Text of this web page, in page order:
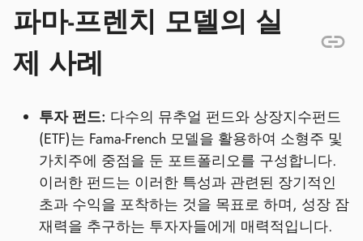
파마-프렌치 모델의 실
제 사례
투자 펀드: 다수의 뮤추얼 펀드와 상장지수펀드
(ETF)는 Fama-French 모델을 활용하여 소형주 및
가치주에 중점을 둔 포트폴리오를 구성합니다.
이러한 펀드는 이러한 특성과 관련된 장기적인
초과 수익을 포착하는 것을 목표로 하며, 성장 잠
재력을 추구하는 투자자들에게 매력적입니다.